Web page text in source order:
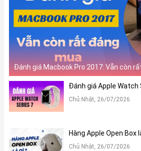
Đánh giá Macbook Pro 2017: Vẫn còn
Đánh giá Apple Watch
Chủ Nhật, 26/07/2026
Hàng Apple Open Box
Chủ Nhật, 26/07/2026